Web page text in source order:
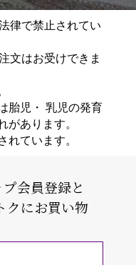
律で禁止されてい
文はお受けできま
胎児・ 乳児の発育
があります。
れています。
会員登録と
クにお買い物